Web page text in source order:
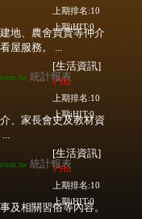
上期排名:10
上期iHIT:0
地、農舍買賣等仲介
屋服務。 ...
[生活資訊]
1 Hit
上期排名:10
上期iHIT:0
統計報表
、家長會史及教材資
[生活資訊]
1 Hit
上期排名:10
上期iHIT:0
統計報表
及相關習俗等內容。